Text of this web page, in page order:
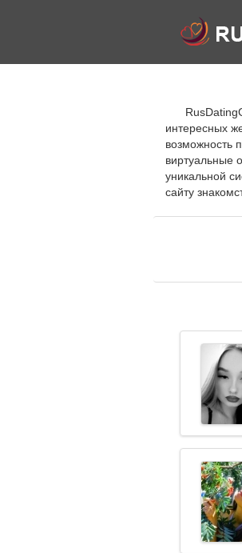
интересных
возможность
виртуальные
уникальной
сайту